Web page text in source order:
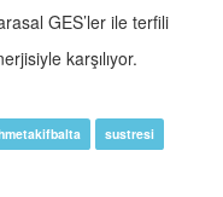
GES’ler ile terfili
karşılıyor.
sustresi